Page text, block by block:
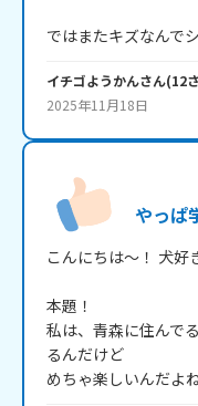
ではまたキズなんで
イチゴようかんさん(12
2025年11月18日
やっぱ
こんにちは～！ 犬好
本題！
私は、青森に住んで
るんだけど
めちゃ楽しいんだよ